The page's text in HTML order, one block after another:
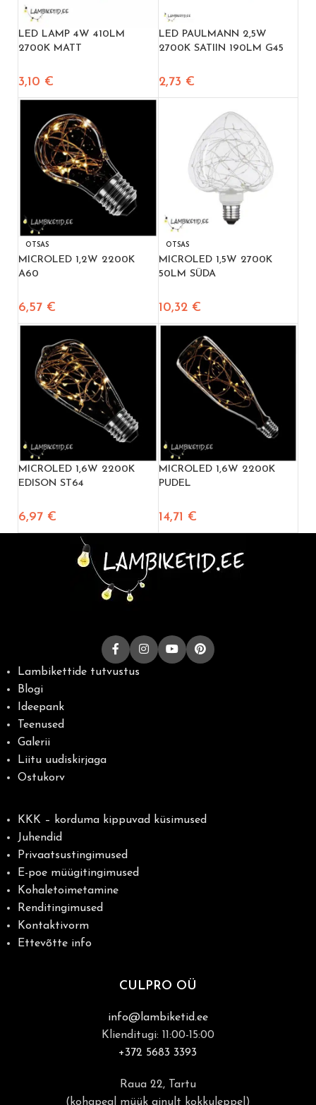
LED LAMP 4W 410LM
2700K MATT
3,10 €
LED PAULMANN 2,5W
2700K SATIIN 190LM G45
2,73 €
OTSAS
MICROLED 1,2W 2200K
A60
6,57 €
OTSAS
MICROLED 1,5W 2700K
50LM SÜDA
10,32 €
MICROLED 1,6W 2200K
EDISON ST64
6,97 €
MICROLED 1,6W 2200K
PUDEL
14,71 €
Lambikettide tutvustus
Blogi
Ideepank
Teenused
Galerii
Liitu uudiskirjaga
Ostukorv
KKK – korduma kippuvad küsimused
Juhendid
Privaatsustingimused
E-poe müügitingimused
Kohaletoimetamine
Renditingimused
Kontaktivorm
Ettevõtte info
CULPRO OÜ
info@lambiketid.ee
Klienditugi: 11:00-15:00
+372 5683 3393
Raua 22, Tartu
(kohapeal müük ainult kokkuleppel)